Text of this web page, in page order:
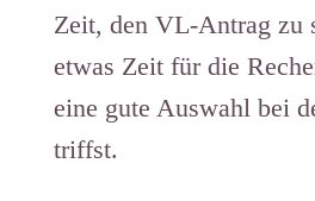
Zeit, den VL-Antrag zu
etwas Zeit für die
eine gute Auswahl bei
triffst.